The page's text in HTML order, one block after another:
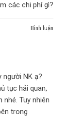
các chi phí gì?
Bình luận
người NK ạ?
tục hải quan,
nhé. Tuy nhiên
trong